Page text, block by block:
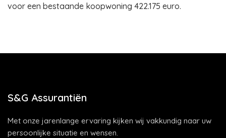
voor een bestaande koopwoning 422.175 euro.
S&G Assurantiën
Met onze jarenlange ervaring kijken wij vakkundig naar uw
persoonlijke situatie en wensen.